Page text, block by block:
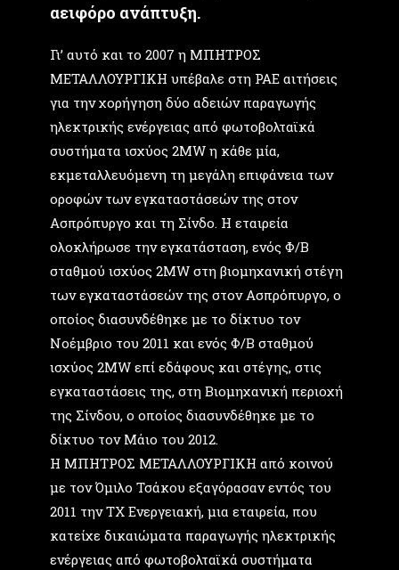
αειφόρο ανάπτυξη.
Γι’ αυτό και το 2007 η ΜΠΗΤΡΟΣ
ΜΕΤΑΛΛΟΥΡΓΙΚΗ υπέβαλε στη ΡΑΕ αιτήσεις
για την χορήγηση δύο αδειών παραγωγής
ηλεκτρικής ενέργειας από φωτοβολταϊκά
συστήματα ισχύος 2MW η κάθε μία,
εκμεταλλευόμενη τη μεγάλη επιφάνεια των
οροφών των εγκαταστάσεών της στον
Ασπρόπυργο και τη Σίνδο. Η εταιρεία
ολοκλήρωσε την εγκατάσταση, ενός Φ/Β
σταθμού ισχύος 2MW στη βιομηχανική στέγη
των εγκαταστάσεών της στον Ασπρόπυργο, ο
οποίος διασυνδέθηκε με το δίκτυο τον
Νοέμβριο του 2011 και ενός Φ/Β σταθμού
ισχύος 2MW επί εδάφους και στέγης, στις
εγκαταστάσεις της, στη Βιομηχανική περιοχή
της Σίνδου, ο οποίος διασυνδέθηκε με το
δίκτυο τον Μάιο του 2012.
H ΜΠΗΤΡΟΣ ΜΕΤΑΛΛΟΥΡΓΙΚΗ από κοινού
με τον Όμιλο Τσάκου εξαγόρασαν εντός του
2011 την ΤΧ Ενεργειακή, μια εταιρεία, που
κατείχε δικαιώματα παραγωγής ηλεκτρικής
ενέργειας από φωτοβολταϊκά συστήματα